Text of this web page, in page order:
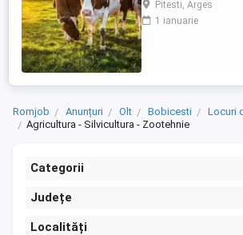
atractiv de la 1900
suplimentare plătite
Pitesti, Arges
1 ianuarie
Romjob Anunțuri Olt Bobicesti
Locuri
Agricultura - Silvicultura - Zootehnie
Categorii
Județe
Localități